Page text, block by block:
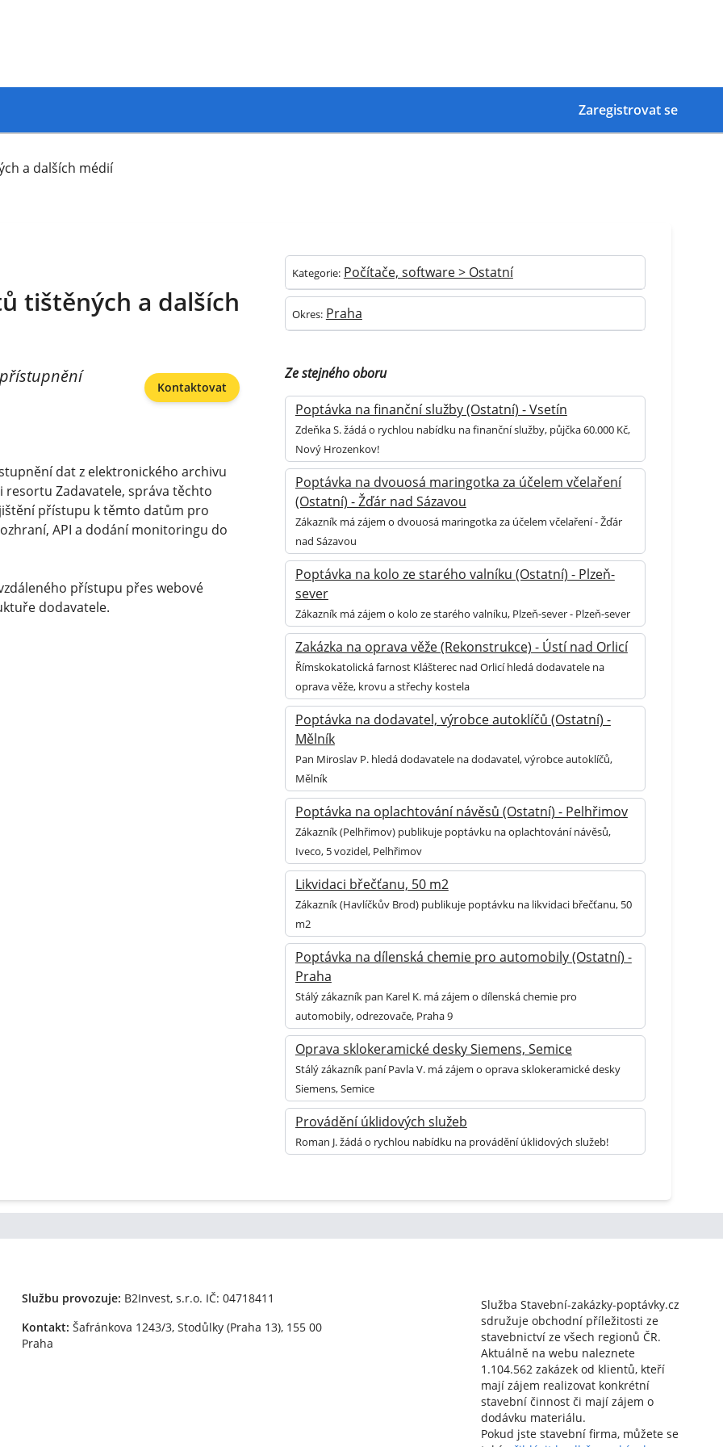
Zaregistrovat se
a dalších médií
tištěných a dalších
Kontaktovat
dat z elektronického archivu
Zadavatele, správa těchto
přístupu k těmto datům pro
API a dodání monitoringu do
přístupu přes webové
dodavatele.
Kategorie: Počítače, software > Ostatní
Okres: Praha
Ze stejného oboru
Poptávka na finanční služby (Ostatní) - Vsetín
Zdeňka S. žádá o rychlou nabídku na finanční služby, půjčka 60.000 Kč,
Nový Hrozenkov!
Poptávka na dvouosá maringotka za účelem včelaření
(Ostatní) - Žďár nad Sázavou
Zákazník má zájem o dvouosá maringotka za účelem včelaření - Žďár
nad Sázavou
Poptávka na kolo ze starého valníku (Ostatní) - Plzeň-
sever
Zákazník má zájem o kolo ze starého valníku, Plzeň-sever - Plzeň-sever
Zakázka na oprava věže (Rekonstrukce) - Ústí nad Orlicí
Římskokatolická farnost Klášterec nad Orlicí hledá dodavatele na
oprava věže, krovu a střechy kostela
Poptávka na dodavatel, výrobce autoklíčů (Ostatní) -
Mělník
Pan Miroslav P. hledá dodavatele na dodavatel, výrobce autoklíčů,
Mělník
Poptávka na oplachtování návěsů (Ostatní) - Pelhřimov
Zákazník (Pelhřimov) publikuje poptávku na oplachtování návěsů,
Iveco, 5 vozidel, Pelhřimov
Likvidaci břečťanu, 50 m2
Zákazník (Havlíčkův Brod) publikuje poptávku na likvidaci břečťanu, 50
m2
Poptávka na dílenská chemie pro automobily (Ostatní) -
Praha
Stálý zákazník pan Karel K. má zájem o dílenská chemie pro
automobily, odrezovače, Praha 9
Oprava sklokeramické desky Siemens, Semice
Stálý zákazník paní Pavla V. má zájem o oprava sklokeramické desky
Siemens, Semice
Provádění úklidových služeb
Roman J. žádá o rychlou nabídku na provádění úklidových služeb!
Službu provozuje: B2Invest, s.r.o. IČ: 04718411
Kontakt: Šafránkova 1243/3, Stodůlky (Praha 13), 155 00
Praha
Služba Stavební-zakázky-poptávky.cz
sdružuje obchodní příležitosti ze
stavebnictví ze všech regionů ČR.
Aktuálně na webu naleznete
1.104.562 zakázek od klientů, kteří
mají zájem realizovat konkrétní
stavební činnost či mají zájem o
dodávku materiálu.
Pokud jste stavební firma, můžete se